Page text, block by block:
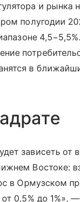
и рынка
полугодии
в
зависеть от
Востоке:
в Ормузском
0,5% до 1%»,